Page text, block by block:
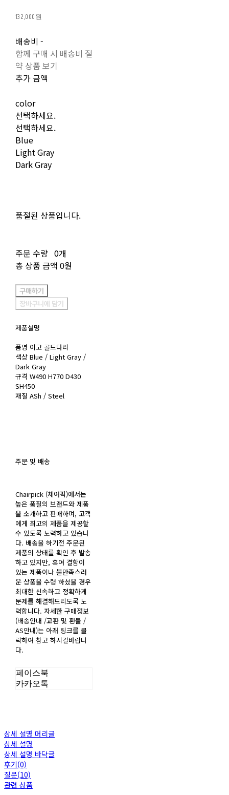
132,000원
배송비 -
함께 구매 시 배송비 절
약 상품 보기
추가 금액
color
선택하세요.
선택하세요.
Blue
Light Gray
Dark Gray
품절된 상품입니다.
주문 수량 0개
총 상품 금액 0원
구매하기
장바구니에 담기
제품설명
품명 이고 골드다리
색상 Blue / Light Gray /
Dark Gray
규격 W490 H770 D430
SH450
재질 ASh / Steel
주문 및 배송
Chairpick (체어픽)에서는
높은 품질의 브랜드와 제품
을 소개하고 판매하며, 고객
에게 최고의 제품을 제공할
수 있도록 노력하고 있습니
다. 배송을 하기전 주문된
제품의 상태를 확인 후 발송
하고 있지만, 혹여 결함이
있는 제품이나 불만족스러
운 상품을 수령 하셨을 경우
최대한 신속하고 정확하게
문제를 해결해드리도록 노
력합니다. 자세한 구매정보
(배송안내 /교환 및 환불 /
AS안내)는 아래 링크를 클
릭하여 참고 하시길바랍니
다.
페이스북
카카오톡
상세 설명 머리글
상세 설명
상세 설명 바닥글
후기(0)
질문(10)
관련 상품